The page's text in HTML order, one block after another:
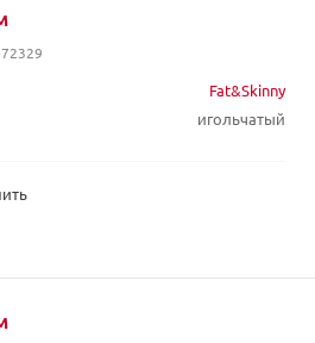
Fat&Skinny
игольчатый